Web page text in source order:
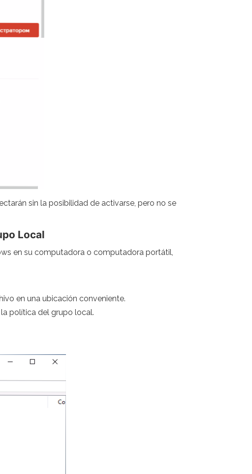
sin la posibilidad de activarse, pero no se
Local
en su computadora o computadora portátil,
en una ubicación conveniente.
política del grupo local.